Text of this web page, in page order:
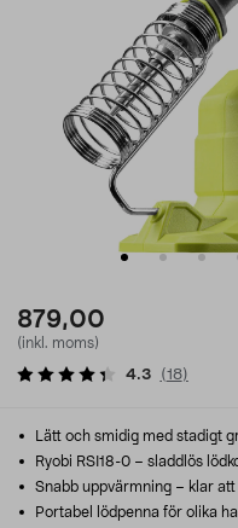
879,00
(inkl. moms)
4.3 (18)
Lätt och smidig med stadigt
Ryobi RSI18-0 – sladdlös
Snabb uppvärmning – klar
Portabel lödpenna för olika